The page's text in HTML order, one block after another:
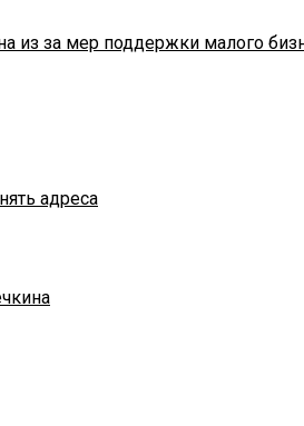
из за мер поддержки малого
адреса